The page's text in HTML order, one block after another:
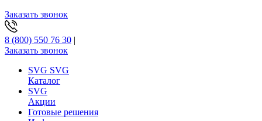
Заказать звонок
8 (800) 550 76 30 |
Заказать звонок
SVG SVG
Каталог
SVG
Акции
Готовые решения